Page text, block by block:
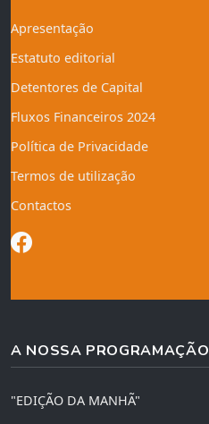
Apresentação
Estatuto editorial
Detentores de Capital
Fluxos Financeiros 2024
Política de Privacidade
Termos de utilização
Contactos
A NOSSA PROGRAMAÇÃO
"EDIÇÃO DA MANHÃ"